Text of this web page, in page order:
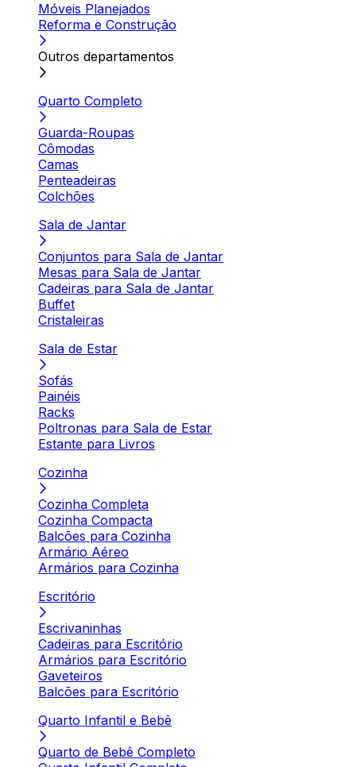
Móveis Planejados
Reforma e Construção
Outros departamentos
Quarto Completo
Guarda-Roupas
Cômodas
Camas
Penteadeiras
Colchões
Sala de Jantar
Conjuntos para Sala de Jantar
Mesas para Sala de Jantar
Cadeiras para Sala de Jantar
Buffet
Cristaleiras
Sala de Estar
Sofás
Painéis
Racks
Poltronas para Sala de Estar
Estante para Livros
Cozinha
Cozinha Completa
Cozinha Compacta
Balcões para Cozinha
Armário Aéreo
Armários para Cozinha
Escritório
Escrivaninhas
Cadeiras para Escritório
Armários para Escritório
Gaveteiros
Balcões para Escritório
Quarto Infantil e Bebê
Quarto de Bebê Completo